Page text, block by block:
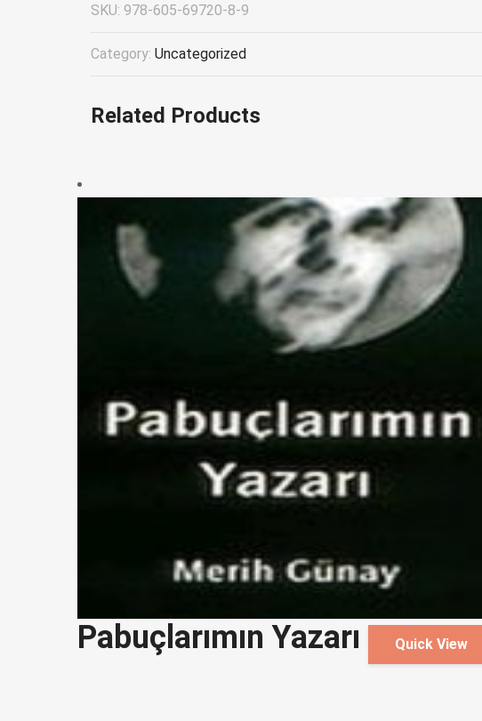
SKU: 978-605-69720-8-9
Category: Uncategorized
Related Products
Pabuçlarımın Yazarı Quick View